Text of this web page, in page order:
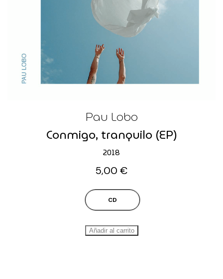
Pau Lobo
Conmigo, tranquilo (EP)
2018
5,00 €
CD
Añadir al carrito